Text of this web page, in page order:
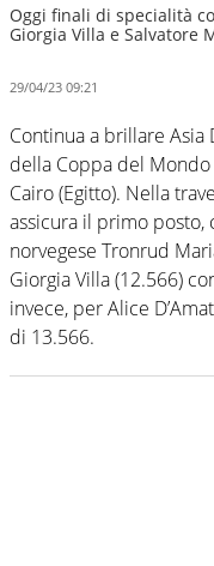
Oggi finali di specialità
Giorgia Villa e Salvatore
29/04/23 09:21
Continua a brillare Asia
della Coppa del
Cairo (Egitto). Nella
assicura il primo posto,
norvegese Tronrud
Giorgia Villa (12.566)
invece, per Alice
di 13.566.